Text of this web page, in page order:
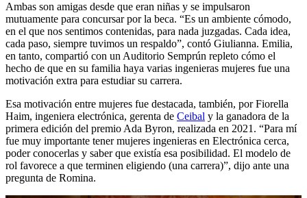
Ambas son amigas desde que eran niñas y se impulsaron
mutuamente para concursar por la beca. “Es un ambiente cómodo,
en el que nos sentimos contenidas, para nada juzgadas. Cada idea,
cada paso, siempre tuvimos un respaldo”, contó Giulianna. Emilia,
en tanto, compartió con un Auditorio Semprún repleto cómo el
hecho de que en su familia haya varias ingenieras mujeres fue una
motivación extra para estudiar su carrera.
Esa motivación entre mujeres fue destacada, también, por Fiorella
Haim, ingeniera electrónica, gerenta de Ceibal y la ganadora de la
primera edición del premio Ada Byron, realizada en 2021. “Para mí
fue muy importante tener mujeres ingenieras en Electrónica cerca,
poder conocerlas y saber que existía esa posibilidad. El modelo de
rol favorece a que terminen eligiendo (una carrera)”, dijo ante una
pregunta de Romina.